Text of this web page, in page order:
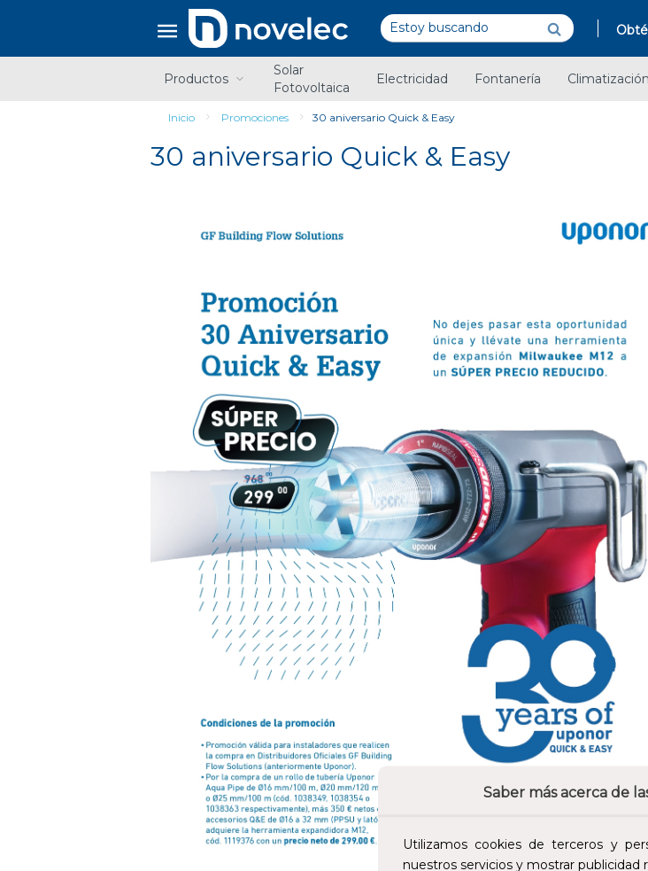
Saber más acerca de
Utilizamos cookies de terceros y
nuestros servicios y mostrar publicidad
de
Productos
Solar
Fotovoltaica
Electricidad Fontanería Climatización
Inicio Promociones 30 aniversario Quick & Easy
30 aniversario Quick & Easy